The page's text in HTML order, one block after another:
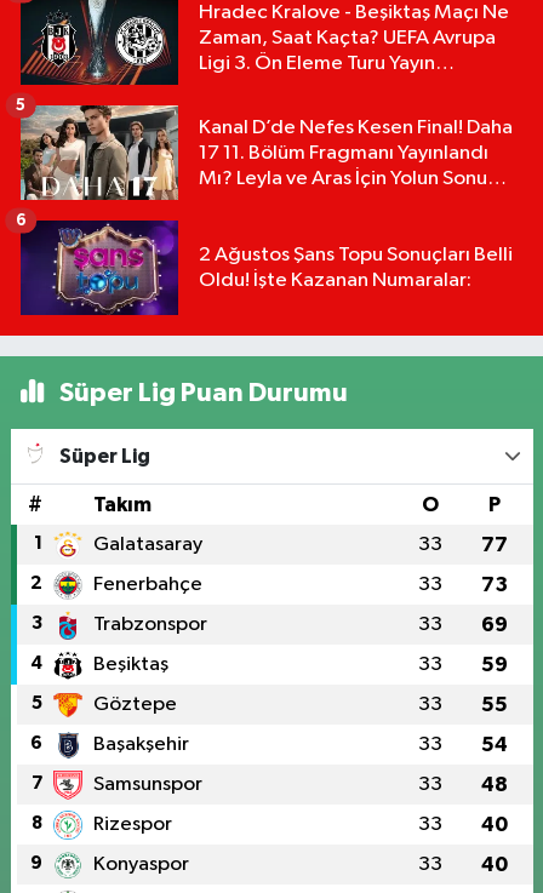
Hradec Kralove - Beşiktaş Maçı Ne
Zaman, Saat Kaçta? UEFA Avrupa
Ligi 3. Ön Eleme Turu Yayın
Kanal D’de Nefes Kesen Final! Daha
17 11. Bölüm Fragmanı Yayınlandı
Mı? Leyla ve Aras İçin Yolun Sonu
5
2 Ağustos Şans Topu Sonuçları Belli
Oldu! İşte Kazanan Numaralar:
6
Süper Lig Puan Durumu
Süper Lig
# Takım O P
1 Galatasaray 33 77
2 Fenerbahçe 33 73
3 Trabzonspor 33 69
4 Beşiktaş 33 59
5 Göztepe 33 55
6 Başakşehir 33 54
7 Samsunspor 33 48
8 Rizespor 33 40
9 Konyaspor 33 40